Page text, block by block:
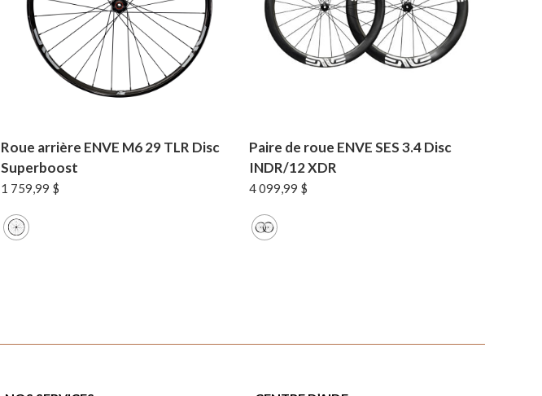
Roue arrière ENVE M6 29 TLR Disc
Superboost
1 759,99 $
Paire de roue ENVE SES 3.4 Disc
INDR/12 XDR
4 099,99 $